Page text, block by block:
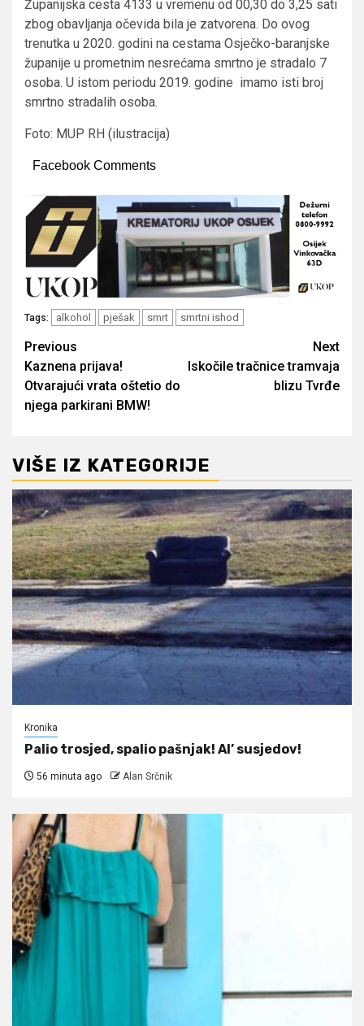
Županijska cesta 4133 u vremenu od 00,30 do 3,25 sati
zbog obavljanja očevida bila je zatvorena. Do ovog
trenutka u 2020. godini na cestama Osječko-baranjske
županije u prometnim nesrećama smrtno je stradalo 7
osoba. U istom periodu 2019. godine imamo isti broj
smrtno stradalih osoba.
Foto: MUP RH (ilustracija)
Facebook Comments
Tags: alkohol pješak smrt smrtni ishod
Post
navigation
Previous
Kaznena prijava!
Otvarajući vrata oštetio do
njega parkirani BMW!
Next
Iskočile tračnice tramvaja
blizu Tvrđe
VIŠE IZ KATEGORIJE
Kronika
Palio trosjed, spalio pašnjak! Al’ susjedov!
56 minuta ago Alan Srčnik